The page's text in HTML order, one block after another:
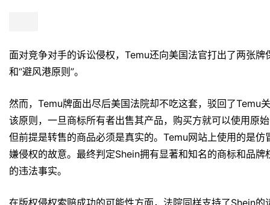
存风险。平台模式下，也能最大限度规避平台所要承担的责
的主体，通过这种方式Temu能赚到美元。这笔美元会先被
大的运作空间。
对了，坊间传言黄峥已取得了新加坡身份。
03出海法律第一课，美国
在国内，拼多多绝对是出入法院的常客了，甚至平均到每天